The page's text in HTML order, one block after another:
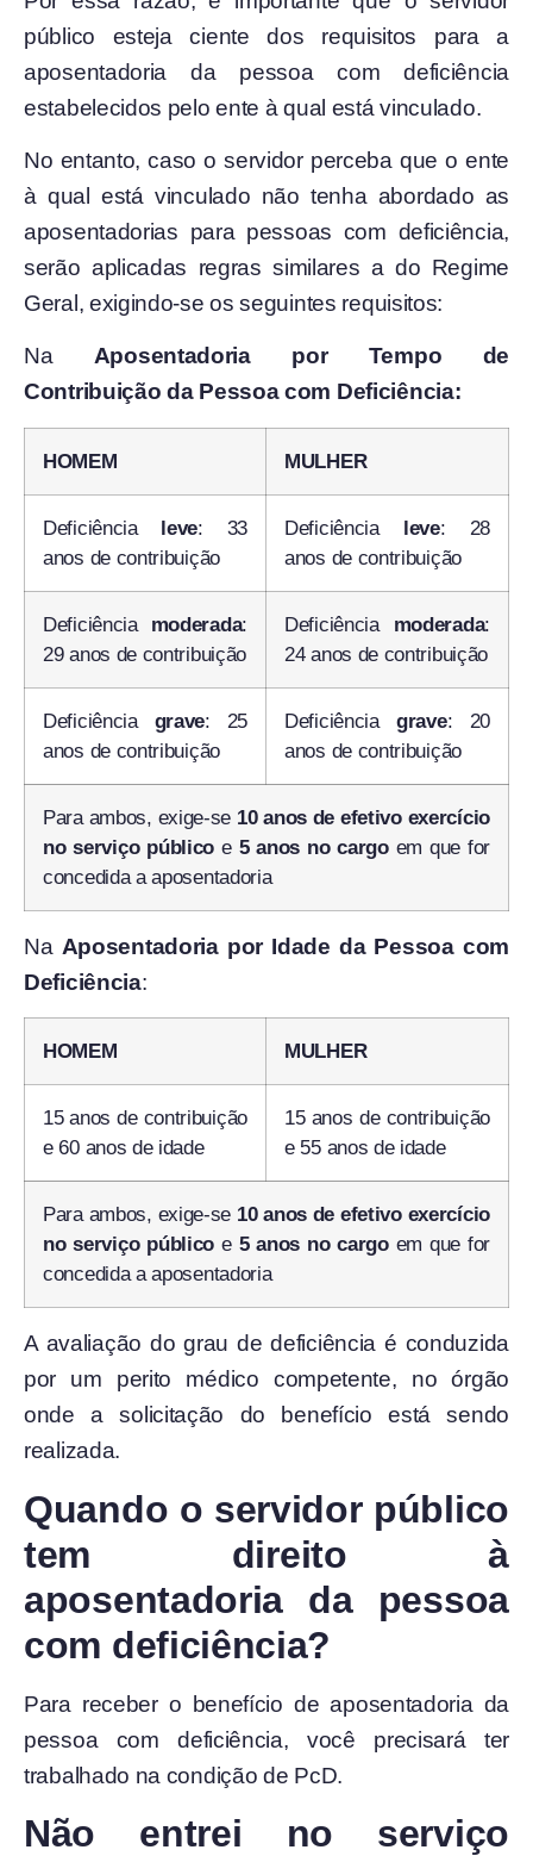
público esteja ciente dos requisitos para a
aposentadoria da pessoa com deficiência
estabelecidos pelo ente à qual está vinculado.
No entanto, caso o servidor perceba que o ente
à qual está vinculado não tenha abordado as
aposentadorias para pessoas com deficiência,
serão aplicadas regras similares a do Regime
Geral, exigindo-se os seguintes requisitos:
Na Aposentadoria por Tempo de
Contribuição da Pessoa com Deficiência:
HOMEM MULHER
Deficiência leve: 33
anos de contribuição
Deficiência leve: 28
anos de contribuição
Deficiência moderada:
29 anos de contribuição
Deficiência moderada:
24 anos de contribuição
Deficiência grave: 25
anos de contribuição
Deficiênciagrave: 20
anos de contribuição
Para ambos, exige-se 10 anos de efetivo exercício
no serviço público e 5 anos no cargoem que for
concedida a aposentadoria
Na Aposentadoria por Idade da Pessoa com
Deficiência:
HOMEM MULHER
15 anos de contribuição
e 60 anos de idade
15 anos de contribuição
e 55 anos de idade
Para ambos, exige-se 10 anos de efetivo exercício
no serviço público e 5 anos no cargoem que for
concedida a aposentadoria
A avaliação do grau de deficiência é conduzida
por um perito médico competente, no órgão
onde a solicitação do benefício está sendo
realizada.
Quando o servidor público
tem direito à
aposentadoria da pessoa
com deficiência?
Para receber o benefício de aposentadoria da
pessoa com deficiência, você precisará ter
trabalhado na condição de PcD.
Não entrei no serviço